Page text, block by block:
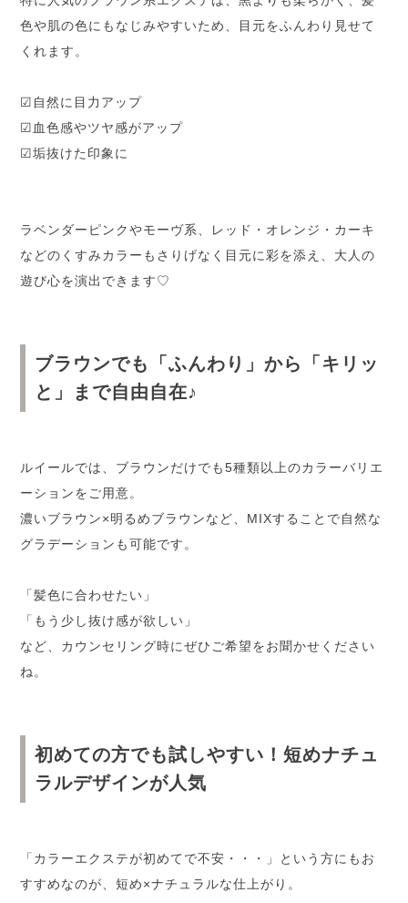
色や肌の色にもなじみやすいため、目元をふんわり見せて
くれます。
☑自然に目力アップ
☑血色感やツヤ感がアップ
☑垢抜けた印象に
ラベンダーピンクやモーヴ系、レッド・オレンジ・カーキ
などのくすみカラーもさりげなく目元に彩を添え、大人の
遊び心を演出できます♡
ブラウンでも「ふんわり」から「キリッ
と」まで自由自在♪
ルイールでは、ブラウンだけでも5種類以上のカラーバリエ
ーションをご用意。
濃いブラウン×明るめブラウンなど、MIXすることで自然な
グラデーションも可能です。
「髪色に合わせたい」
「もう少し抜け感が欲しい」
など、カウンセリング時にぜひご希望をお聞かせください
ね。
初めての方でも試しやすい！短めナチュ
ラルデザインが人気
「カラーエクステが初めてで不安・・・」という方にもお
すすめなのが、短め×ナチュラルな仕上がり。